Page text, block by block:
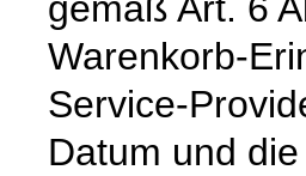
Warenkorb-
Service-
Datum und